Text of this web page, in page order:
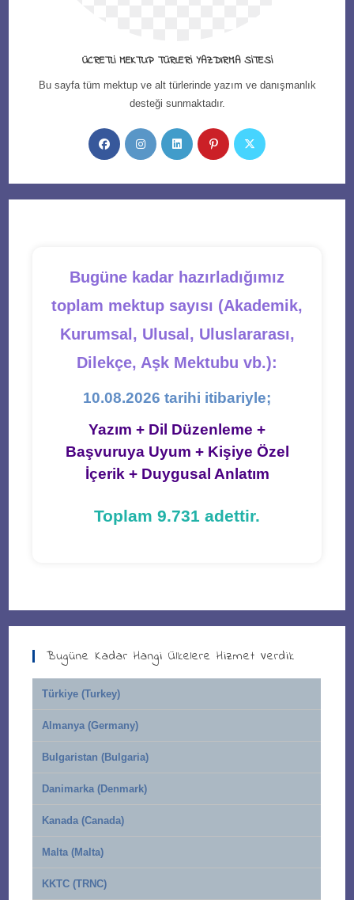
ÜCRETLI MEKTUP TÜRLERI YAZDIRMA SITESI
Bu sayfa tüm mektup ve alt türlerinde yazım ve danışmanlık
desteği sunmaktadır.
Opens
in
Opens
in
Opens
in
Opens
in
Opens
Bugüne kadar hazırladığımız
toplam mektup sayısı (Akademik,
Kurumsal, Ulusal, Uluslararası,
Dilekçe, Aşk Mektubu vb.):
10.08.2026 tarihi itibariyle;
Yazım + Dil Düzenleme +
Başvuruya Uyum + Kişiye Özel
İçerik + Duygusal Anlatım
Toplam 9.731 adettir.
Bugüne Kadar Hangi Ülkelere Hizmet Verdik
Türkiye (Turkey)
Almanya (Germany)
Bulgaristan (Bulgaria)
Danimarka (Denmark)
Kanada (Canada)
Malta (Malta)
KKTC (TRNC)